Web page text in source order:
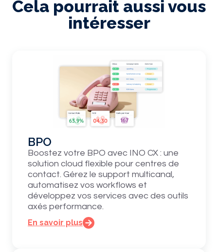
Cela pourrait aussi vous
intéresser
BPO
Boostez votre BPO avec INO CX : une
solution cloud flexible pour centres de
contact. Gérez le support multicanal,
automatisez vos workflows et
développez vos services avec des outils
axés performance.
En savoir plus